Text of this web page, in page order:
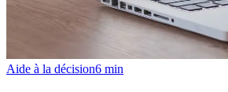
Aide à la décision6 min